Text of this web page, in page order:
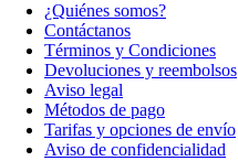
¿Quiénes somos?
Contáctanos
Términos y Condiciones
Devoluciones y reembolsos
Aviso legal
Métodos de pago
Tarifas y opciones de envío
Aviso de confidencialidad